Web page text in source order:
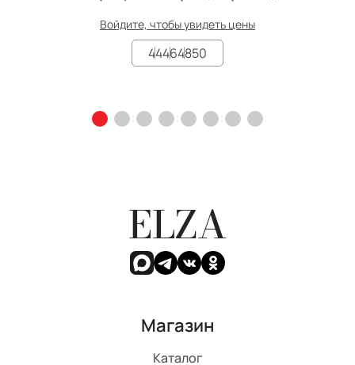
Войдите, чтобы увидеть цены
44464850
ELZA
Магазин
Каталог